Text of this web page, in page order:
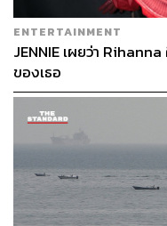
ENTERTAINMENT
JENNIE เผยว่า
ของเธอ